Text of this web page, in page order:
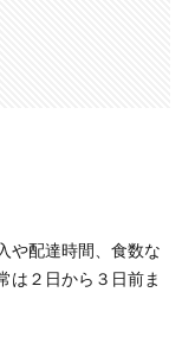
や配達時間、食数な
は２日から３日前ま